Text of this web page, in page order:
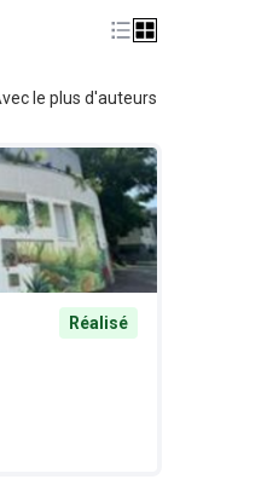
le plus d'auteurs
Réalisé